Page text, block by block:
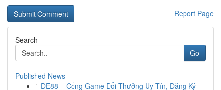
Report Page
Search
Go
Published News
1 DE88 – Cổng Game Đổi Thưởng Uy Tín, Đăng Ký